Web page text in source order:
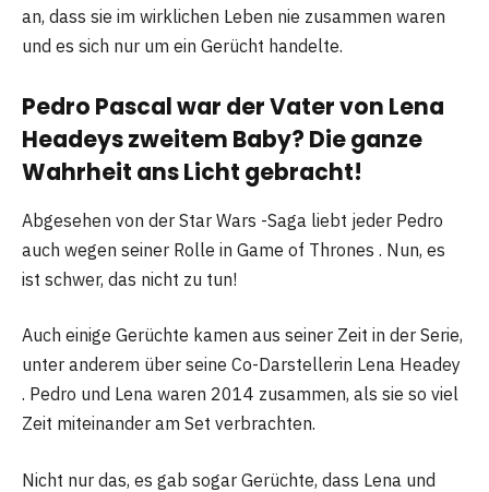
an, dass sie im wirklichen Leben nie zusammen waren
und es sich nur um ein Gerücht handelte.
Pedro Pascal war der Vater von Lena
Headeys zweitem Baby? Die ganze
Wahrheit ans Licht gebracht!
Abgesehen von der Star Wars -Saga liebt jeder Pedro
auch wegen seiner Rolle in Game of Thrones . Nun, es
ist schwer, das nicht zu tun!
Auch einige Gerüchte kamen aus seiner Zeit in der Serie,
unter anderem über seine Co-Darstellerin Lena Headey
. Pedro und Lena waren 2014 zusammen, als sie so viel
Zeit miteinander am Set verbrachten.
Nicht nur das, es gab sogar Gerüchte, dass Lena und